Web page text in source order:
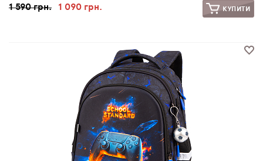
1 590 грн. 1 090 грн. КУПИТИ